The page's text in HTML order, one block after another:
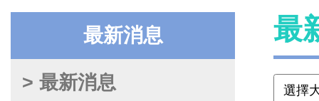
最新消息
> 最新消息
最